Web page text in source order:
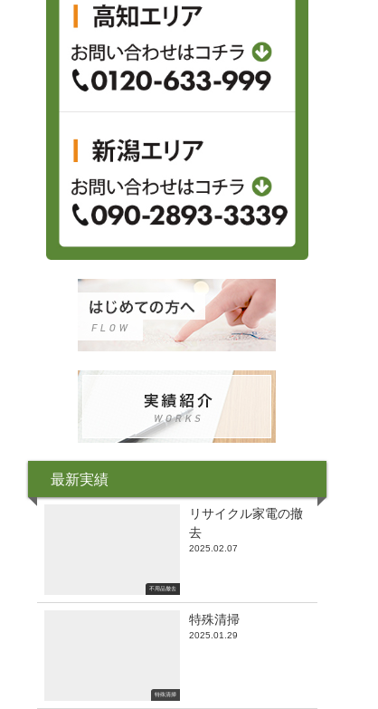
最新実績
不用品撤去
リサイクル家電の撤
去
2025.02.07
特殊清掃
特殊清掃
2025.01.29